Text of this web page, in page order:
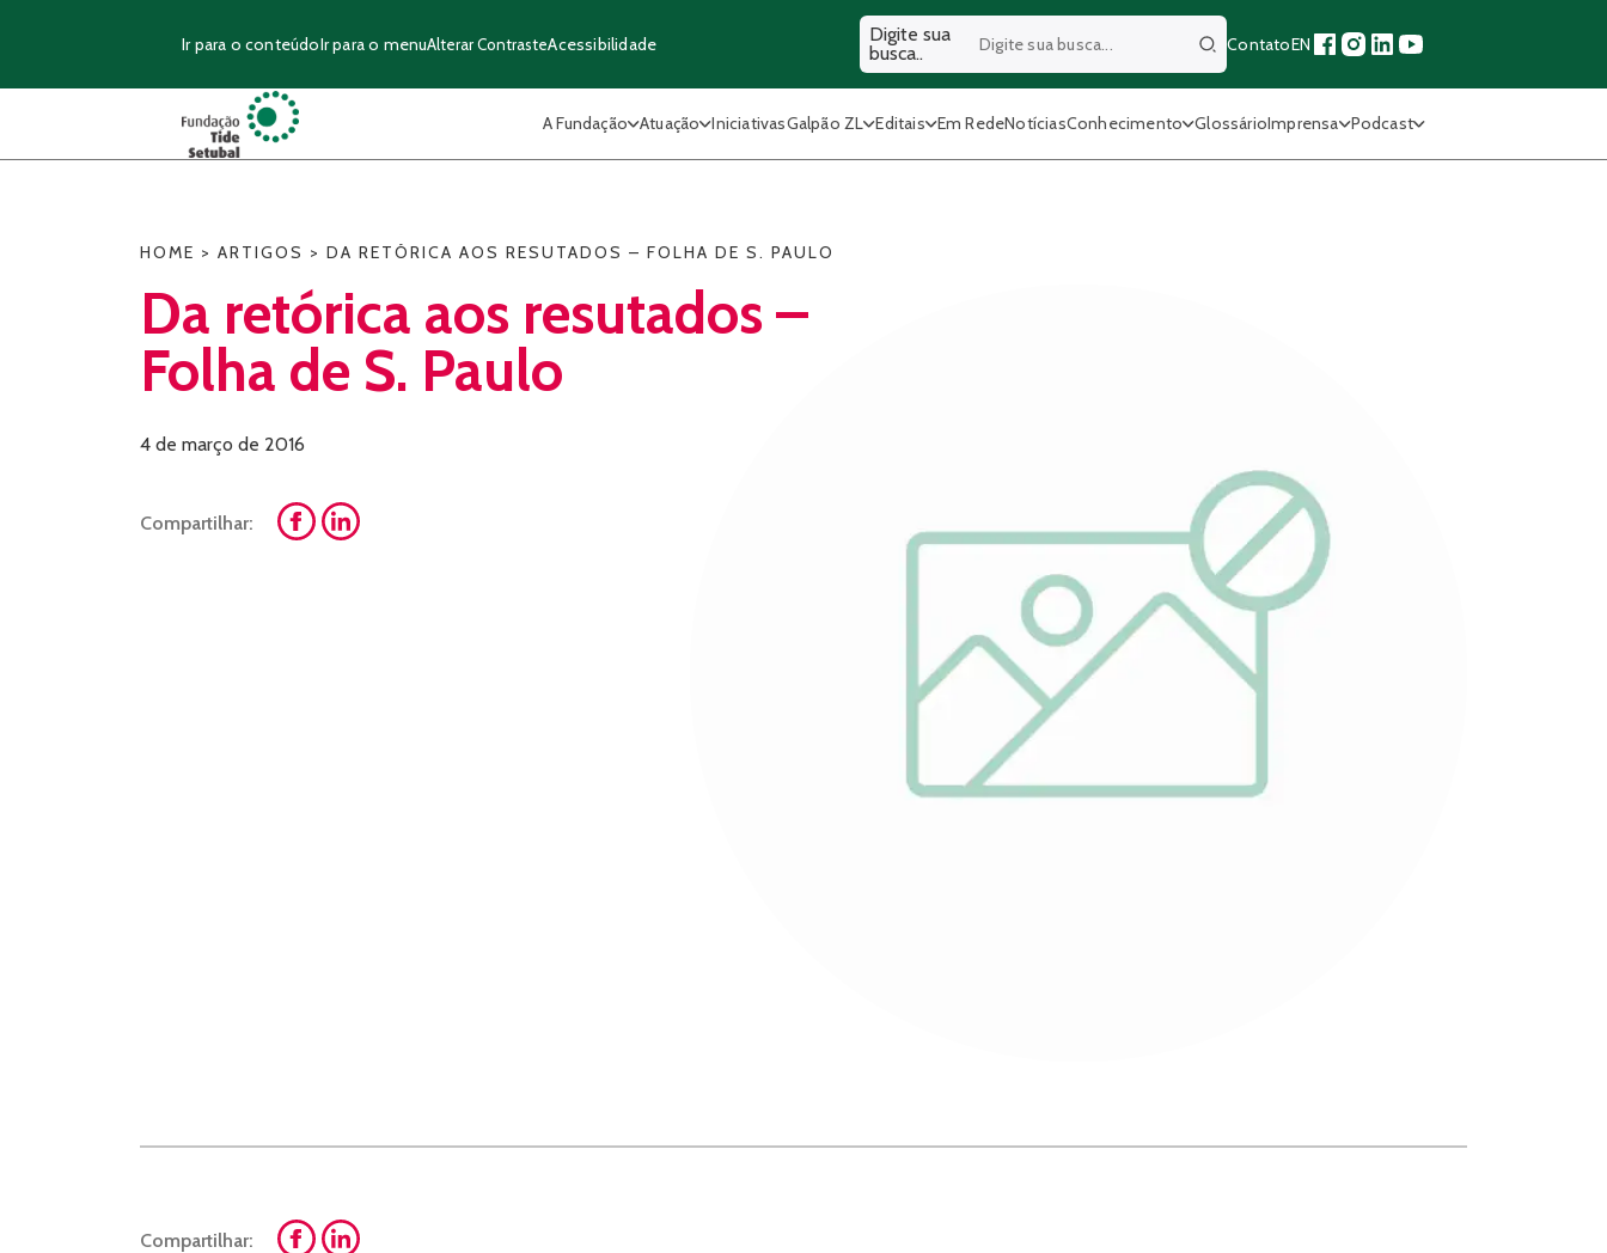
Ir para o conteúdoIr para o menuAlterar ContrasteAcessibilidade
Digite sua
busca..
BuscarContatoEN
A Fundação Atuação IniciativasGalpão ZL Editais Em RedeNotíciasConhecimento GlossárioImprensa Podcast
HOME > ARTIGOS > DA RETÓRICA AOS RESUTADOS – FOLHA DE S. PAULO
Da retórica aos resutados –
Folha de S. Paulo
4 de março de 2016
Compartilhar:
Compartilhar: